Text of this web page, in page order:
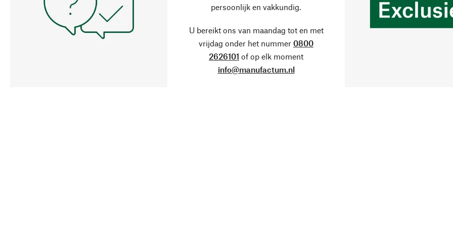
persoonlijk en vakkundig.
U bereikt ons van maandag tot en met
vrijdag onder het nummer 0800
2626101 of op elk moment
info@manufactum.nl